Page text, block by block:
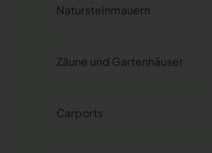
Natursteinmauern
Zäune und Gartenhäuser
Carports